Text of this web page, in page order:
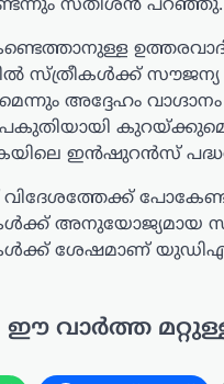
സതീശൻ പറഞ്ഞു.
സൗജന്യ
അദ്ദേഹം
ഇൻഷുറൻസ്
പോകേണ്ട
അനുയോജ്യമായ
ശേഷമാണ്
ഈ വാർത്ത
മാറ്റം;
ബാങ്കുകളെ
ഇനി തുക
ഓഗസ്റ്റ്‌ 6, 2026
ക്ഷേമപെൻഷൻ
സുപ്രധാന
സർക്കാർ. സഹകരണ
വീടുകളിൽ നേരിട്ട്
തുക നേരിട്ട്…